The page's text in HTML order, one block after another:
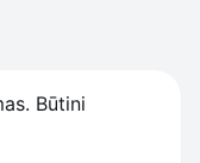
Būtini